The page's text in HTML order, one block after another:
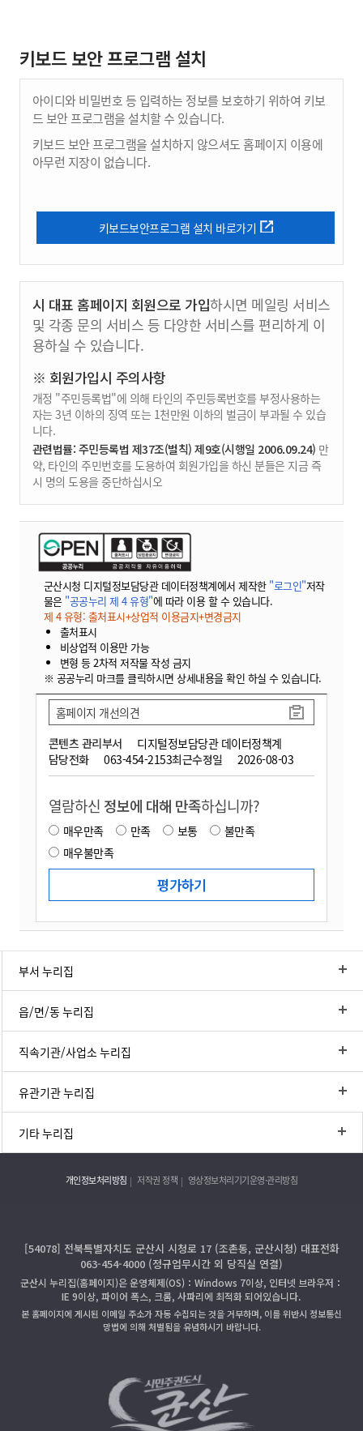
키보드 보안 프로그램 설치
아이디와 비밀번호 등 입력하는 정보를 보호하기 위하여 키보
드 보안 프로그램을 설치할 수 있습니다.
키보드 보안 프로그램을 설치하지 않으셔도 홈페이지 이용에
아무런 지장이 없습니다.
키보드보안프로그램 설치 바로가기
시 대표 홈페이지 회원으로 가입하시면 메일링 서비스
및 각종 문의 서비스 등 다양한 서비스를 편리하게 이
용하실 수 있습니다.
※ 회원가입시 주의사항
개정 "주민등록법"에 의해 타인의 주민등록번호를 부정사용하는
자는 3년 이하의 징역 또는 1천만원 이하의 벌금이 부과될 수 있습
니다.
관련법률: 주민등록법 제37조(벌칙) 제9호(시행일 2006.09.24) 만
약, 타인의 주민번호를 도용하여 회원가입을 하신 분들은 지금 즉
시 명의 도용을 중단하십시오
군산시청 디지털정보담당관 데이터정책계에서 제작한 "로그인"저작
물은 "공공누리 제 4 유형"에 따라 이용 할 수 있습니다.
제 4 유형: 출처표시+상업적 이용금지+변경금지
출처표시
비상업적 이용만 가능
변형 등 2차적 저작물 작성 금지
※ 공공누리 마크를 클릭하시면 상세내용을 확인 하실 수 있습니다.
콘텐츠 관리부서
디지털정보담당관 데이터정책계
담당전화
063-454-2153최근수정일 2026-08-03
홈페이지 개선의견
열람하신 정보에 대해 만족하십니까?
매우만족 만족 보통
불만족
매우불만족
부서 누리집
읍/면/동 누리집
직속기관/사업소 누리집
유관기관 누리집
기타 누리집
개인정보처리방침 저작권 정책 영상정보처리기기운영·관리방침
[54078] 전북특별자치도 군산시 시청로 17 (조촌동, 군산시청) 대표전화
063-454-4000 (정규업무시간 외 당직실 연결)
군산시 누리집(홈페이지)은 운영체제(OS)：Windows 7이상, 인터넷 브라우저：
IE 9이상, 파이어 폭스, 크롬, 사파리에 최적화 되어있습니다.
본 홈페이지에 게시된 이메일 주소가 자동 수집되는 것을 거부하며, 이를 위반시 정보통신
망법에 의해 처벌됨을 유념하시기 바랍니다.